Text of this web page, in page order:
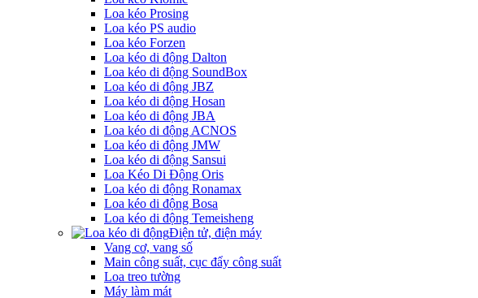
Loa kéo Prosing
Loa kéo PS audio
Loa kéo Forzen
Loa kéo di động Dalton
Loa kéo di động SoundBox
Loa kéo di động JBZ
Loa kéo di động Hosan
Loa kéo di động JBA
Loa kéo di động ACNOS
Loa kéo di động JMW
Loa kéo di động Sansui
Loa Kéo Di Động Oris
Loa kéo di động Ronamax
Loa kéo di động Bosa
Loa kéo di động Temeisheng
Điện tử, điện máy
Vang cơ, vang số
Main công suất, cục đẩy công suất
Loa treo tường
Máy làm mát